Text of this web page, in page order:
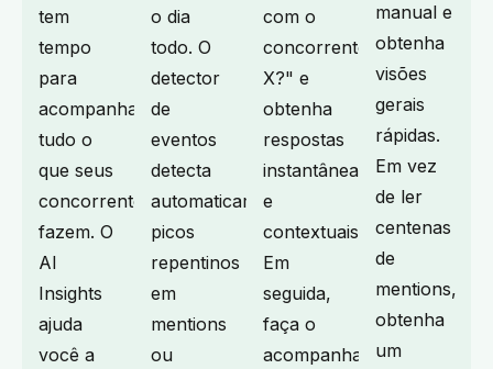
tem
tempo
para
acompanhar
tudo o
que seus
concorrentes
fazem. O
AI
Insights
ajuda
você a
o dia
todo. O
detector
de
eventos
detecta
automaticamente
picos
repentinos
em
mentions
ou
com o
concorrente
X?" e
obtenha
respostas
instantâneas
e
contextuais.
Em
seguida,
faça o
acompanhamento.
manual e
obtenha
visões
gerais
rápidas.
Em vez
de ler
centenas
de
mentions,
obtenha
um